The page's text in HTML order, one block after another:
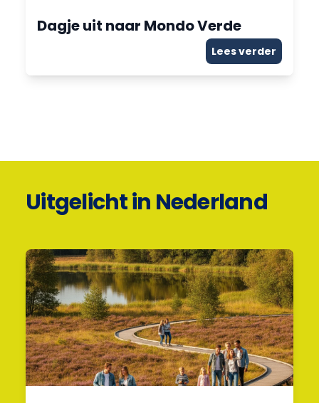
Dagje uit naar Mondo Verde
Lees verder
Uitgelicht in Nederland